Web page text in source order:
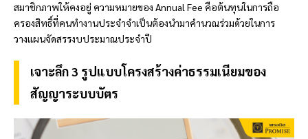
สมาชิกภาพให้คงอยู่ ความหมายของ Annual Fee คือต้นทุนในการถือ
ครองสิทธิ์ที่คนทำงานประจำจำเป็นต้องนำมาคำนวณร่วมด้วยในการ
วางแผนจัดสรรงบประมาณประจำปี
เจาะลึก 3 รูปแบบโครงสร้างค่าธรรมเนียมของ
สัญญาระบบบัตร